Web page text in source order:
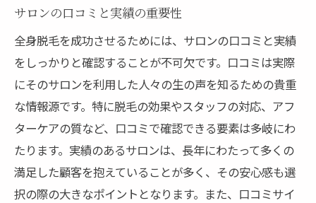
サロンの口コミと実績の重要性
全身脱毛を成功させるためには、サロンの口コミと実績
をしっかりと確認することが不可欠です。口コミは実際
にそのサロンを利用した人々の生の声を知るための貴重
な情報源です。特に脱毛の効果やスタッフの対応、アフ
ターケアの質など、口コミで確認できる要素は多岐にわ
たります。実績のあるサロンは、長年にわたって多くの
満足した顧客を抱えていることが多く、その安心感も選
択の際の大きなポイントとなります。また、口コミサイ